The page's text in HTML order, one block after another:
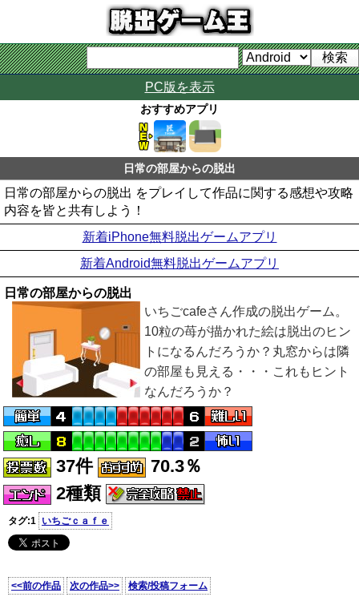
PC版を表示
おすすめアプリ
日常の部屋からの脱出
日常の部屋からの脱出 をプレイして作品に関する感想や攻略
内容を皆と共有しよう！
新着iPhone無料脱出ゲームアプリ
新着Android無料脱出ゲームアプリ
日常の部屋からの脱出
いちごcafeさん作成の脱出ゲーム。
10粒の苺が描かれた絵は脱出のヒン
トになるんだろうか？丸窓からは隣
の部屋も見える・・・これもヒント
なんだろうか？
37件
70.3％
2種類
タグ:1 いちごｃａｆｅ
<<前の作品 次の作品>> 検索/投稿フォーム